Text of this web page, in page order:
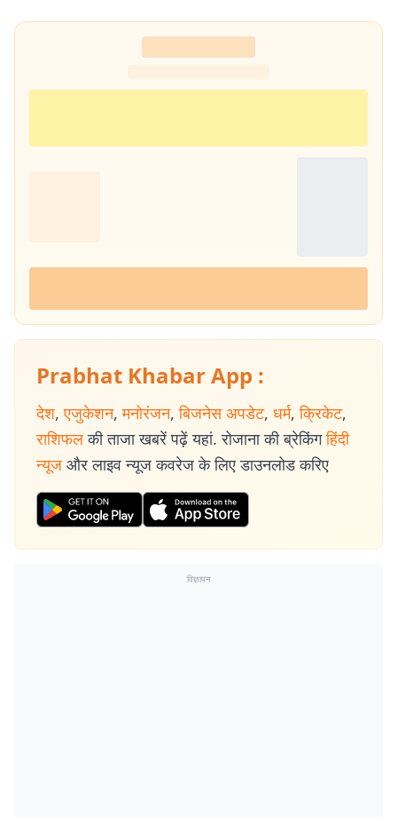
Prabhat Khabar App :
देश, एजुकेशन, मनोरंजन, बिजनेस अपडेट, धर्म, क्रिकेट,
राशिफल की ताजा खबरें पढ़ें यहां. रोजाना की ब्रेकिंग हिंदी
न्यूज और लाइव न्यूज कवरेज के लिए डाउनलोड करिए
विज्ञापन